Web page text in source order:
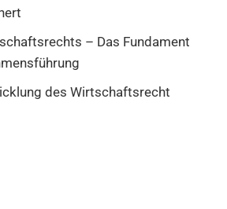
– Das Fundament
des Wirtschaftsrecht